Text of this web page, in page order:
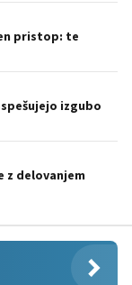
pristop: te
izgubo
z delovanjem